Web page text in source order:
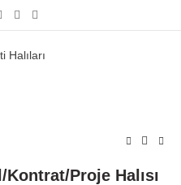
Proje Halısı